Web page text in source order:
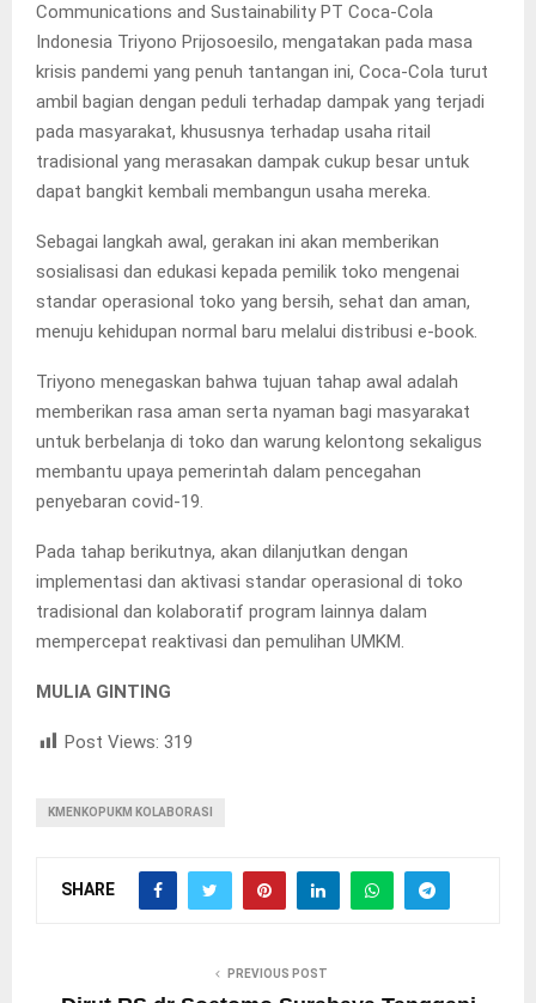
Communications and Sustainability PT Coca-Cola
Indonesia Triyono Prijosoesilo, mengatakan pada masa
krisis pandemi yang penuh tantangan ini, Coca-Cola turut
ambil bagian dengan peduli terhadap dampak yang terjadi
pada masyarakat, khususnya terhadap usaha ritail
tradisional yang merasakan dampak cukup besar untuk
dapat bangkit kembali membangun usaha mereka.
Sebagai langkah awal, gerakan ini akan memberikan
sosialisasi dan edukasi kepada pemilik toko mengenai
standar operasional toko yang bersih, sehat dan aman,
menuju kehidupan normal baru melalui distribusi e-book.
Triyono menegaskan bahwa tujuan tahap awal adalah
memberikan rasa aman serta nyaman bagi masyarakat
untuk berbelanja di toko dan warung kelontong sekaligus
membantu upaya pemerintah dalam pencegahan
penyebaran covid-19.
Pada tahap berikutnya, akan dilanjutkan dengan
implementasi dan aktivasi standar operasional di toko
tradisional dan kolaboratif program lainnya dalam
mempercepat reaktivasi dan pemulihan UMKM.
MULIA GINTING
Post Views: 319
KMENKOPUKM KOLABORASI
SHARE
PREVIOUS POST